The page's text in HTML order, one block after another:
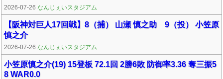
2026-07-26 なんじぇいスタジアム
【阪神対巨人17回戦】8（捕） 山瀬 慎之助 9（投） 小笠原
慎之介
2026-07-26 なんじぇいスタジアム
小笠原慎之介(19) 15登板 72.1回 2勝6敗 防御率3.36 奪三振5
8 WAR0.0